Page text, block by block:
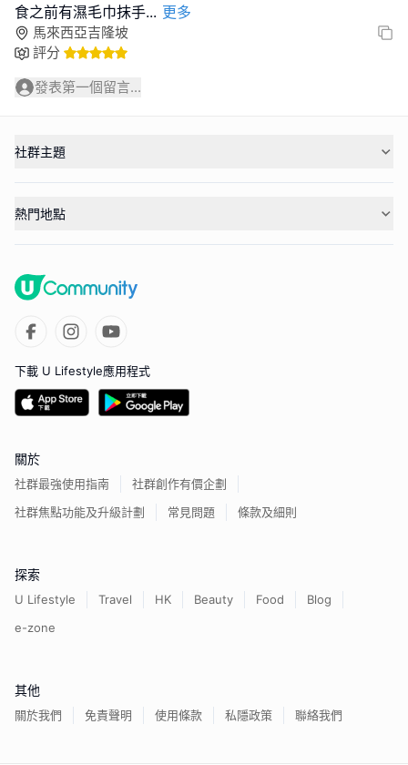
食之前有濕毛巾抹手... 更多
馬來西亞吉隆坡
評分
發表第一個留言...
社群主題
熱門地點
下載 U Lifestyle應用程式
關於
社群最強使用指南
社群創作有價企劃
社群焦點功能及升級計劃
常見問題 條款及細則
探索
U Lifestyle Travel HK Beauty Food
Blog
e-zone
其他
關於我們 免責聲明 使用條款 私隱政策 聯絡我們